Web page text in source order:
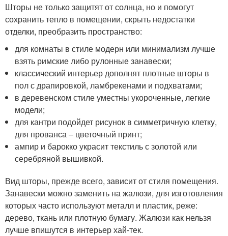
Шторы не только защитят от солнца, но и помогут
сохранить тепло в помещении, скрыть недостатки
отделки, преобразить пространство:
для комнаты в стиле модерн или минимализм лучше
взять римские либо рулонные занавески;
классический интерьер дополнят плотные шторы в
пол с драпировкой, ламбрекенами и подхватами;
в деревенском стиле уместны укороченные, легкие
модели;
для кантри подойдет рисунок в симметричную клетку,
для прованса ‒ цветочный принт;
ампир и барокко украсит текстиль с золотой или
серебряной вышивкой.
Вид шторы, прежде всего, зависит от стиля помещения.
Занавески можно заменить на жалюзи, для изготовления
которых часто используют металл и пластик, реже:
дерево, ткань или плотную бумагу. Жалюзи как нельзя
лучше впишутся в интерьер хай-тек.